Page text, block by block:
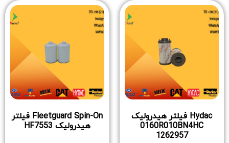
Hydac فیلتر هیدرولیک
0160R010BN4HC
1262957
Fleetguard Spin-On فیلتر
هیدرولیک HF7553